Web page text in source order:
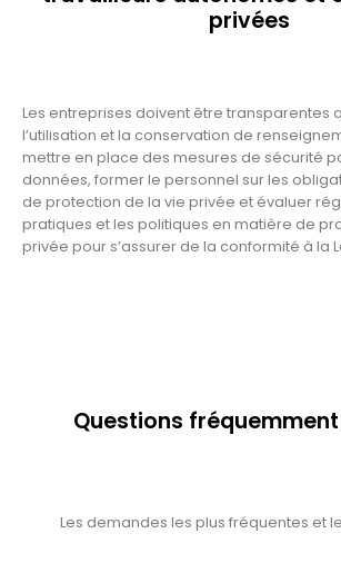
privées
Les entreprises doivent être transparentes
l’utilisation et la conservation de
mettre en place des mesures de sécurité
données, former le personnel sur les
de protection de la vie privée et évaluer
pratiques et les politiques en matière de
privée pour s’assurer de la conformité à la
Questions
Les demandes les plus fréquentes et